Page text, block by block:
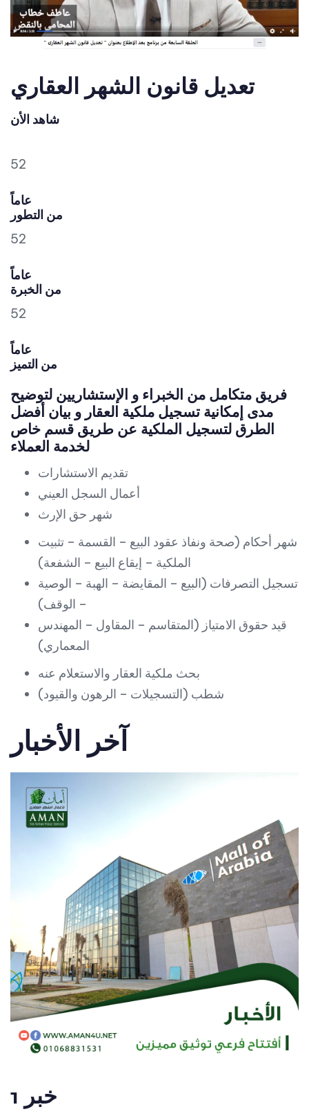
تعديل قانون الشهر العقاري
شاهد الأن
52
عاماً
من التطور
52
عاماً
من الخبرة
52
عاماً
من التميز
فريق متكامل من الخبراء و الإستشاريين لتوضيح
مدى إمكانية تسجيل ملكية العقار و بيان أفضل
الطرق لتسجيل الملكية عن طريق قسم خاص
لخدمة العملاء
تقديم الاستشارات
أعمال السجل العيني
شهر حق الإرث
شهر أحكام (صحة ونفاذ عقود البيع – القسمة – تثبيت
الملكية – إيقاع البيع – الشفعة)
تسجيل التصرفات (البيع – المقايضة – الهبة – الوصية
– الوقف)
قيد حقوق الامتياز (المتقاسم – المقاول – المهندس
المعماري)
بحث ملكية العقار والاستعلام عنه
شطب (التسجيلات – الرهون والقيود)
آخر الأخبار
خبر 1